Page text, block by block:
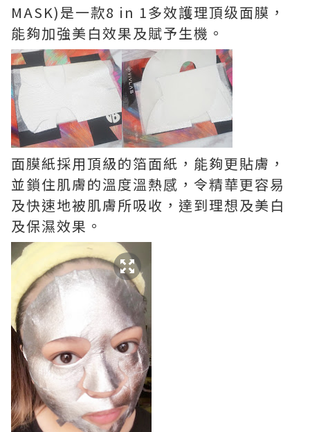
MASK)是一款8 in 1多效護理頂级面膜，
能夠加強美白效果及賦予生機。
面膜紙採用頂級的箔面紙，能夠更貼膚，
並鎖住肌膚的溫度溫熱感，令精華更容易
及快速地被肌膚所吸收，達到理想及美白
及保濕效果。